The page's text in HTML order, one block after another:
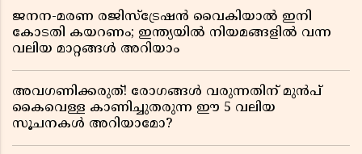
ജനന-മരണ രജിസ്ട്രേഷൻ വൈകിയാൽ ഇനി
കോടതി കയറണം; ഇന്ത്യയിൽ നിയമങ്ങളിൽ വന്ന
വലിയ മാറ്റങ്ങൾ അറിയാം
അവഗണിക്കരുത്! രോഗങ്ങൾ വരുന്നതിന് മുൻപ്
കൈവെള്ള കാണിച്ചുതരുന്ന ഈ 5 വലിയ
സൂചനകൾ അറിയാമോ?